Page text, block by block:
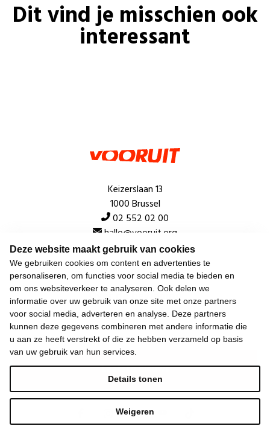
Deze website maakt gebruik van cookies
We gebruiken cookies om content en advertenties te
personaliseren, om functies voor social media te bieden en
om ons websiteverkeer te analyseren. Ook delen we
informatie over uw gebruik van onze site met onze partners
voor social media, adverteren en analyse. Deze partners
kunnen deze gegevens combineren met andere informatie die
u aan ze heeft verstrekt of die ze hebben verzameld op basis
van uw gebruik van hun services.
Weigeren
Details tonen
Dit vind je misschien ook
interessant
Keizerslaan 13
1000 Brussel
02 552 02 00
hallo@vooruit.org
Snel
Over de beweging
Algemeen
Laatste nieuws